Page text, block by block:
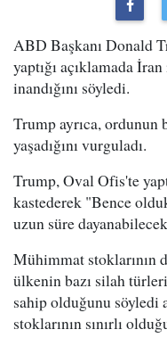
ABD Başkanı Donald
yaptığı açıklamada
inandığını söyledi.
Trump ayrıca, ordunun
yaşadığını vurguladı.
Trump, Oval Ofis'te
kastederek "Bence
uzun süre
Mühimmat stoklarının
ülkenin bazı silah
sahip olduğunu söyledi
stoklarının sınırlı